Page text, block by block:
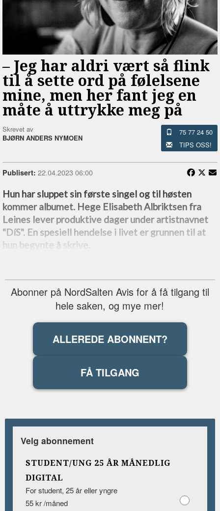
–⁠ Jeg har aldri vært så flink
til å sette ord på følelsene
mine, men her fant jeg en
måte å uttrykke meg på
Skrevet av
BJØRN ANDERS NYMOEN
75 77 24 50
TIPS OSS!
Publisert: 22.04.2023 06:00
Hun har sluppet sin første singel og til høsten
kommer albumet. Hege Elisabeth Albriktsen fra
Leines lever produktive dager under artistnavnet
"DíS". En spesiell hendelse i livet er grunnen til at
hun begynte å skrive.
Abonner på NordSalten Avis for å få tilgang til
hele saken, og mye mer!
ALLEREDE ABONNENT?
FÅ TILGANG
Velg abonnement
STUDENT/UNG 25 ÅR MÅNEDLIG
DIGITAL
For student, 25 år eller yngre
55 kr /måned